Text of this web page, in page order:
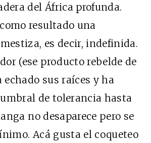
del África profunda.
resultado una
es decir, indefinida.
(ese producto rebelde de
sus raíces y ha
de tolerancia hasta
no desaparece pero se
Acá gusta el coqueteo